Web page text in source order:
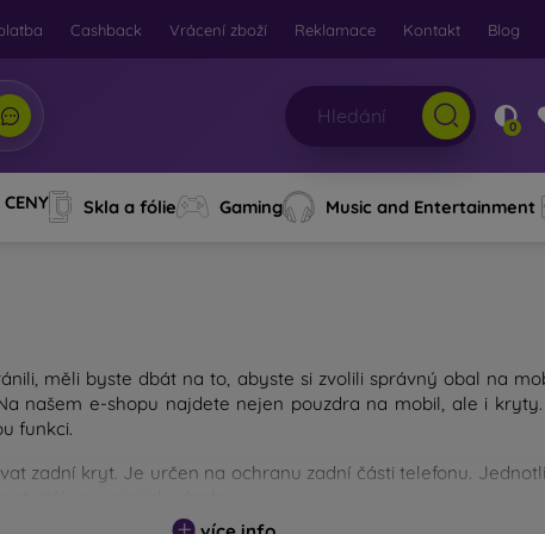
Cashback Vrácení zboží Reklamace Kontakt Blog
0
Skla a fólie Gaming Music and Entertainment
měli byste dbát na to, abyste si zvolili správný obal na
našem e-shopu najdete nejen pouzdra na mobil, ale i
funkci.
zadní kryt. Je určen na ochranu zadní části telefonu.